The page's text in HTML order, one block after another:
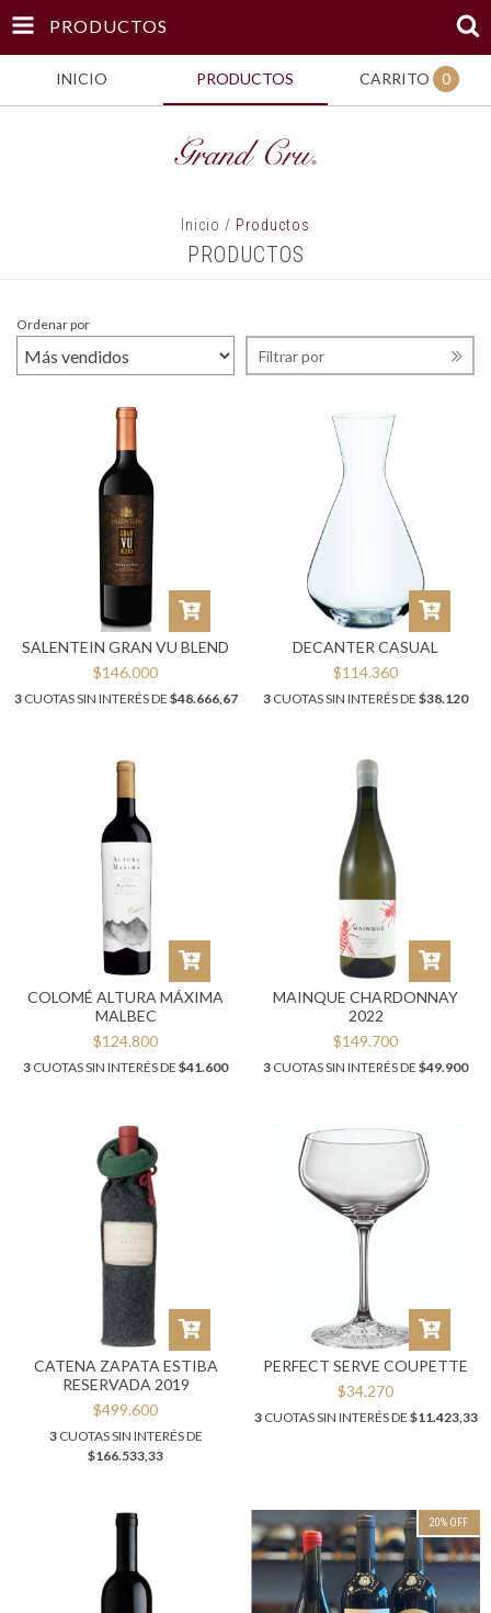
PRODUCTOS
INICIO PRODUCTOS CARRITO 0
Inicio / Productos
PRODUCTOS
Ordenar por
Filtrar por
SALENTEIN GRAN VU BLEND
$146.000
3CUOTAS SIN INTERÉS DE $48.666,67
DECANTER CASUAL
$114.360
3 CUOTAS SIN INTERÉS DE $38.120
COLOMÉ ALTURA MÁXIMA
MALBEC
$124.800
3 CUOTAS SIN INTERÉS DE $41.600
MAINQUE CHARDONNAY
2022
$149.700
3 CUOTAS SIN INTERÉS DE $49.900
CATENA ZAPATA ESTIBA
RESERVADA 2019
$499.600
3CUOTAS SIN INTERÉS DE
$166.533,33
PERFECT SERVE COUPETTE
$34.270
3CUOTAS SIN INTERÉS DE $11.423,33
20% OFF